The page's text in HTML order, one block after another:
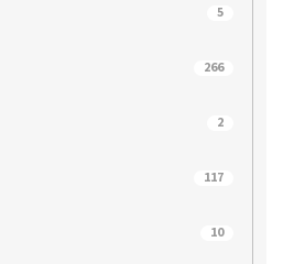
5
266
2
117
10